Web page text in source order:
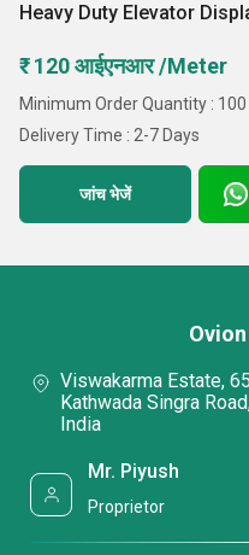
Heavy Duty Elevator
₹ 120 आईएनआर /Meter
Minimum Order Quantity :
Delivery Time : 2-7 Days
जांच भेजें
Viswakarma Estate,
Kathwada Singra
India
Mr. Piyush
Proprietor